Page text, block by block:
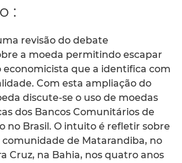
:
revisão do debate
a moeda permitindo escapar
economicista que a identifica com
Com esta ampliação do
discute-se o uso de moedas
dos Bancos Comunitários de
no Brasil. O intuito é refletir sobre
comunidade de Matarandiba, no
Cruz, na Bahia, nos quatro anos